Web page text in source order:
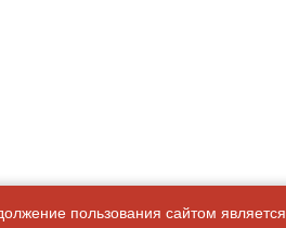
пользования сайтом является